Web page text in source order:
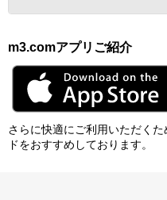
m3.comアプリご紹介
さらに快適にご利⽤いただく
ドをおすすめしております。